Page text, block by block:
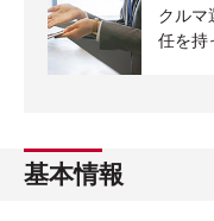
クルマ
任を持
基本情報